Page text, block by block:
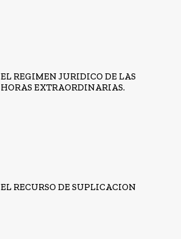
EL REGIMEN JURIDICO DE LAS
HORAS EXTRAORDINARIAS.
EL RECURSO DE SUPLICACION